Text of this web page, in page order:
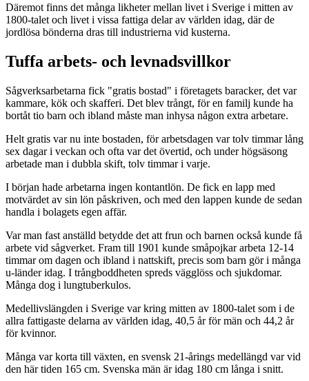
Däremot finns det många likheter mellan livet i Sverige i mitten av
1800-talet och livet i vissa fattiga delar av världen idag, där de
jordlösa bönderna dras till industrierna vid kusterna.
Tuffa arbets- och levnadsvillkor
Sågverksarbetarna fick "gratis bostad" i företagets baracker, det var
kammare, kök och skafferi. Det blev trångt, för en familj kunde ha
bortåt tio barn och ibland måste man inhysa någon extra arbetare.
Helt gratis var nu inte bostaden, för arbetsdagen var tolv timmar lång
sex dagar i veckan och ofta var det övertid, och under högsäsong
arbetade man i dubbla skift, tolv timmar i varje.
I början hade arbetarna ingen kontantlön. De fick en lapp med
motvärdet av sin lön påskriven, och med den lappen kunde de sedan
handla i bolagets egen affär.
Var man fast anställd betydde det att frun och barnen också kunde få
arbete vid sågverket. Fram till 1901 kunde småpojkar arbeta 12-14
timmar om dagen och ibland i nattskift, precis som barn gör i många
u-länder idag. I trångboddheten spreds vägglöss och sjukdomar.
Många dog i lungtuberkulos.
Medellivslängden i Sverige var kring mitten av 1800-talet som i de
allra fattigaste delarna av världen idag, 40,5 år för män och 44,2 år
för kvinnor.
Många var korta till växten, en svensk 21-årings medellängd var vid
den här tiden 165 cm. Svenska män är idag 180 cm långa i snitt.